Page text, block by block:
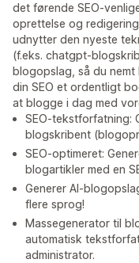
det førende SEO-
oprettelse og
udnytter den nyeste
(f.eks. chatgpt-
blogopslag, så du
din SEO et ordentligt
at blogge i dag med
SEO-tekstforfatning:
blogskribent
SEO-optimeret:
blogartikler med en
Generer AI-
flere sprog!
Massegenerator til
automatisk
administrator.